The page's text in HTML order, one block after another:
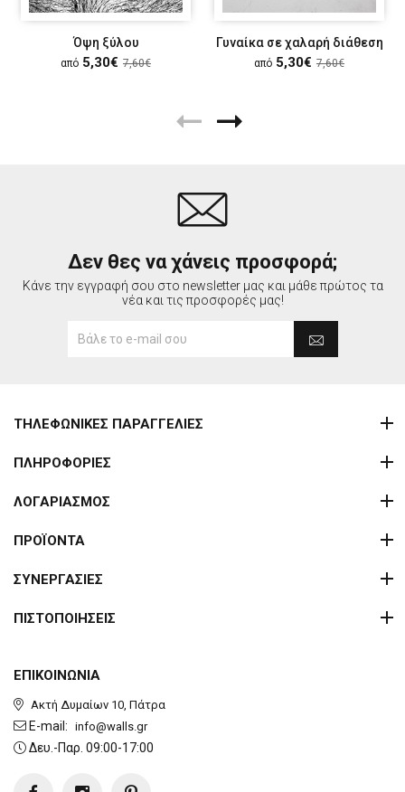
Όψη ξύλου
από 5,30€ 7,60€
Γυναίκα σε χαλαρή διάθεση
από 5,30€ 7,60€
Δεν θες να χάνεις προσφορά;
Κάνε την εγγραφή σου στο newsletter μας και μάθε πρώτος τα
νέα και τις προσφορές μας!
ΕΠΙΚΟΙΝΩΝΙΑ
Ακτή Δυμαίων 10, Πάτρα
E-mail: info@walls.gr
Δευ.-Παρ. 09:00-17:00
ΤΗΛΕΦΩΝΙΚΕΣ ΠΑΡΑΓΓΕΛΙΕΣ
ΠΛΗΡΟΦΟΡΙΕΣ
ΛΟΓΑΡΙΑΣΜΟΣ
ΠΡΟΪΟΝΤΑ
ΣΥΝΕΡΓΑΣΙΕΣ
ΠΙΣΤΟΠΟΙΗΣΕΙΣ